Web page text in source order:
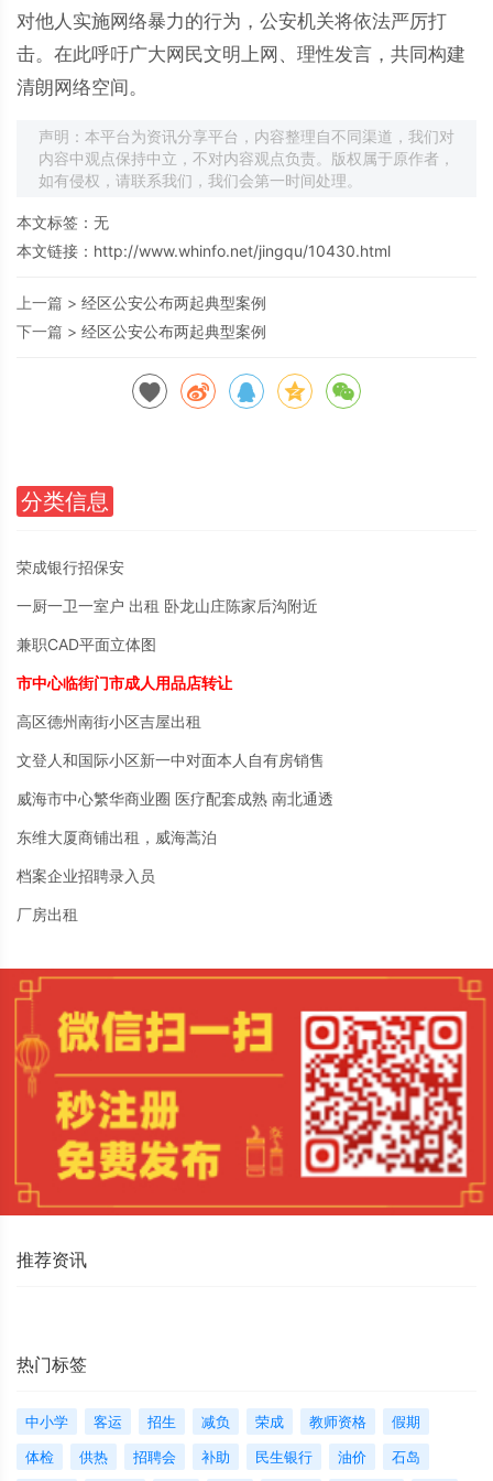
对他人实施网络暴力的行为，公安机关将依法严厉打
击。在此呼吁广大网民文明上网、理性发言，共同构建
清朗网络空间。
声明：本平台为资讯分享平台，内容整理自不同渠道，我们对
内容中观点保持中立，不对内容观点负责。版权属于原作者，
如有侵权，请联系我们，我们会第一时间处理。
本文标签：无
本文链接： http://www.whinfo.net/jingqu/10430.html
上一篇 > 经区公安公布两起典型案例
下一篇 > 经区公安公布两起典型案例
分类信息
荣成银行招保安
一厨一卫一室户 出租 卧龙山庄陈家后沟附近
兼职CAD平面立体图
市中心临街门市成人用品店转让
高区德州南街小区吉屋出租
文登人和国际小区新一中对面本人自有房销售
威海市中心繁华商业圈 医疗配套成熟 南北通透
东维大厦商铺出租，威海蒿泊
档案企业招聘录入员
厂房出租
推荐资讯
热门标签
中小学 客运 招生 减负 荣成 教师资格
假期
体检
供热 招聘会 补助 民生银行 油价 石岛